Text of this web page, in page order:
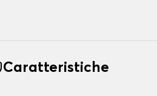
Caratteristiche